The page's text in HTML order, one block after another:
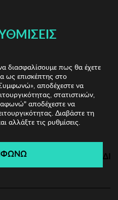
Ανδρικά Πορτοφόλια
Ανδρικό
00λεπτά 00δευτ.
διασφαλίσουμε πως θα έχετε
ως επισκέπτης στο
αποδέχεστε να
στατιστικών,
αποδέχεστε να
Διαβάστε τη
αλλάξτε τις ρυθμίσεις.